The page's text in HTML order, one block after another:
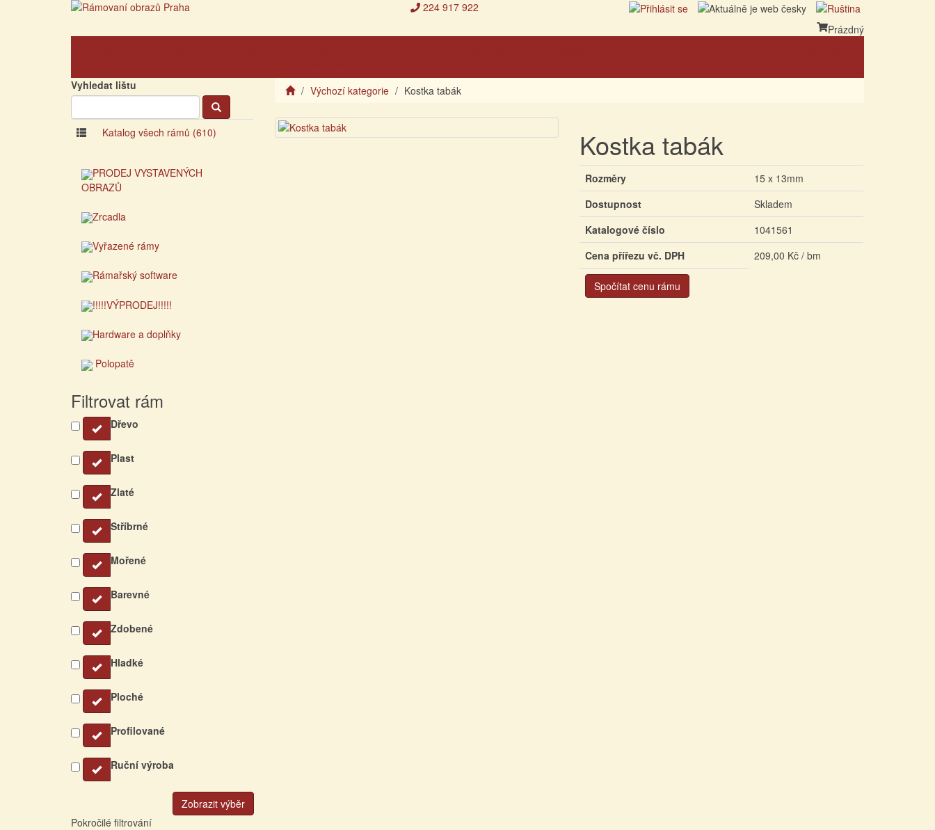
224 917 922
Prázdný
Vyhledat lištu
Katalog všech rámů (610)
PRODEJ VYSTAVENÝCH
OBRAZŮ
Zrcadla
Vyřazené rámy
Rámařský software
!!!!!VÝPRODEJ!!!!!
Hardware a doplňky
Polopatě
Filtrovat rám
Dřevo
Plast
Zlaté
Stříbrné
Mořené
Barevné
Zdobené
Hladké
Ploché
Profilované
Ruční výroba
Zobrazit výběr
Pokročilé filtrování
Výchozí kategorie Kostka tabák
Kostka tabák
Rozměry
15 x 13mm
Dostupnost
Skladem
Katalogové číslo
1041561
Cena přířezu vč. DPH
209,00 Kč / bm
Spočítat cenu rámu